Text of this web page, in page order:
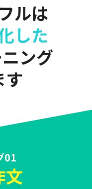
ルは
した
ング
す
01
文